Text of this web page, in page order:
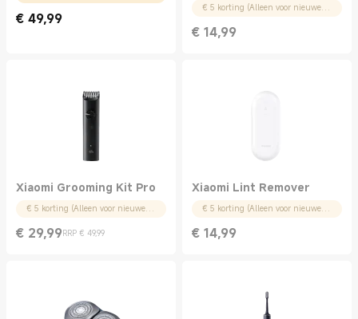
€ 49,99
Current Price € 49.99
€ 5 korting (Alleen voor nieuwe gebruikers)
€ 14,99
Current Price € 14.99
Xiaomi Grooming Kit Pro
€ 5 korting (Alleen voor nieuwe gebruikers)
€ 29,99
Current Price € 29.99
RRP € 49,99
Marktprijs € 49,99
Xiaomi Lint Remover
€ 5 korting (Alleen voor nieuwe gebruikers)
€ 14,99
Current Price € 14.99